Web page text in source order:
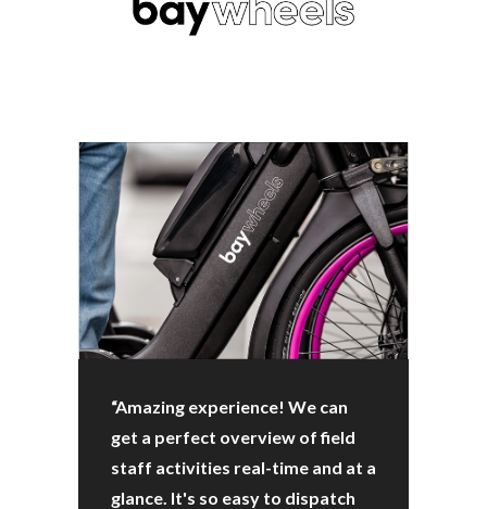
“Amazing experience! We can
get a perfect overview of field
staff activities real-time and at a
glance. It's so easy to dispatch